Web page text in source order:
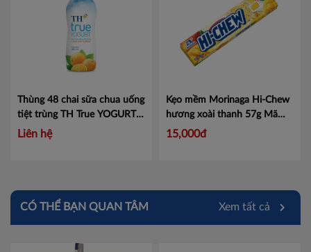
Thùng 48 chai sữa chua uống
tiệt trùng TH True YOGURT
180ml hương cam tự nhiên
Liên hệ
Kẹo mềm Morinaga Hi-Chew
hương xoài thanh 57g Mã
101050080
15,000đ
CÓ THỂ BẠN QUAN TÂM Xem tất cả